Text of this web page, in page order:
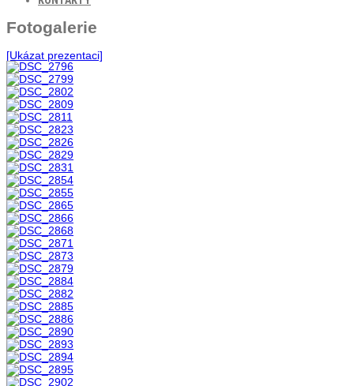
Fotogalerie
[Ukázat prezentaci]